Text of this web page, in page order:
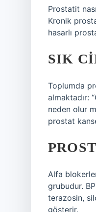
Prostatit
Kronik
hasarlı
SIK
Toplumda
almaktadır:
neden olur
prostat
Alfa
grubudur.
terazosin,
gösterir.